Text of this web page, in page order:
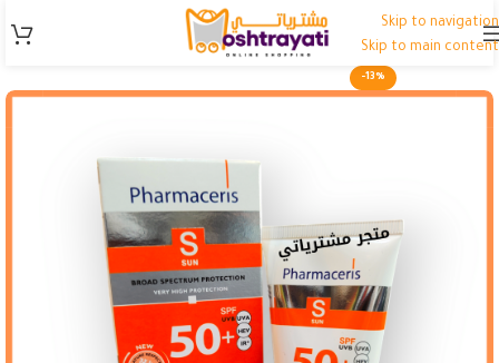
Skip to navigation
Skip to main content
-13%